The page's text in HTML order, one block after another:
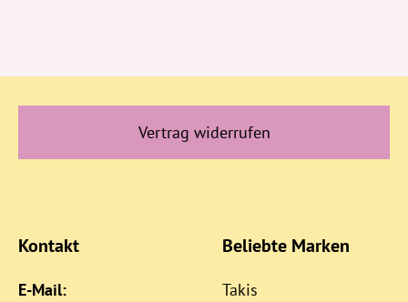
Vertrag widerrufen
Kontakt
E-Mail:
Beliebte Marken
Takis